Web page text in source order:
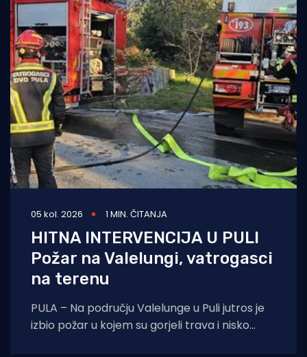
05 kol. 2026 1 MIN. ČITANJA
HITNA INTERVENCIJA U PULI
Požar na Valelungi, vatrogasci
na terenu
PULA – Na području Valelunge u Puli jutros je
izbio požar u kojem su gorjeli trava i nisko